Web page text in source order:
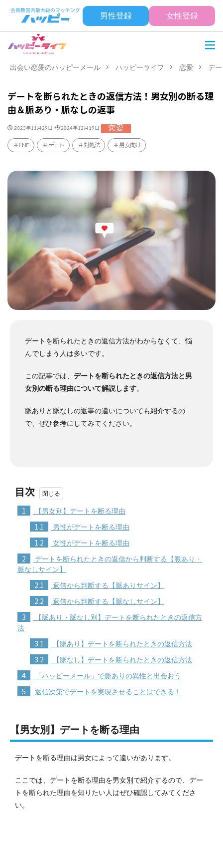
男性登録 女性登録
出会い恋愛のハッピーメール ハッピーライフ 恋愛 デ
デートを断られたときの返信方法！男女別の断る理
由＆脈あり・脈なしの返事
2023年11月29日 2024年12月19日 恋愛
LINE デート 対処法 男女向け
デートを断られたときの返信方法がわからなくて、悩
んでしまう人は多いです。
この記事では、 デートを断られたときの返信方法と男
女別の断る理由について解説します。
脈ありと脈なしの返事の違いについても紹介するの
で、ぜひ参考にしてみてください。
目次
1 【男女別】デートを断る理由
1.1 男性がデートを断る理由
1.2 女性がデートを断る理由
2
デートを断られたときの返信から判断する【脈あり・
脈なしサイン】
2.1 返信から判断する【脈ありサイン】
2.2 返信から判断する【脈なしサイン】
3
【脈あり・脈なし別】デートを断られたときの返信方
法
3.1 【脈あり】デートを断られたときの返信方法
3.2 【脈なし】デートを断られたときの返信方法
4 「ハッピーメール」で脈ありの異性と出会おう
5 返信次第でデートを実現させることはできる！
【男女別】デートを断る理由
デートを断る理由は男女によって違いがあります。
ここでは、デートを断る理由を男女別で紹介するので、デー
トを断られた理由を知りたい人はぜひ確認してみてくださ
い。